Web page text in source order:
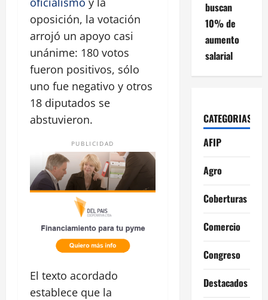
oposición, la votación
arrojó un apoyo casi
unánime: 180 votos
fueron positivos, sólo
uno fue negativo y otros
18 diputados se
abstuvieron.
PUBLICIDAD
El texto acordado
establece que la
buscan
10% de
aumento
salarial
CATEGORIAS
AFIP
Agro
Coberturas
Comercio
Congreso
Destacados